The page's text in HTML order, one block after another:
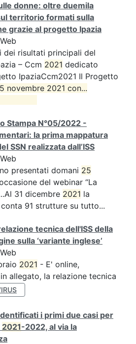
donne: oltre duemila
territorio formati sulla
grazie al progetto Ipazia
dei risultati principali del
– Ccm 2021 dedicato
IpaziaCcm2021 Il Progetto
novembre 2021 con...
Stampa N°05/2022 -
la prima mappatura
SSN realizzata dall’ISS
presentati domani 25
del webinar “La
31 dicembre 2021 la
91 strutture su tutto...
tecnica dell'ISS della
sulla ‘variante inglese’
2021 - E' online,
allegato, la relazione tecnica
i primi due casi per
2021-2022, al via la